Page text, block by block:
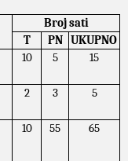
Broj sati
T
PN
UKUPNO
10 5 15
2 3 5
10 55 65